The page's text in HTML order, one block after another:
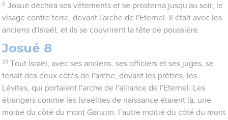
6 Josué déchira ses vêtements et se prosterna jusqu'au soir, le
visage contre terre, devant l'arche de l'Eternel. Il était avec les
anciens d'Israël, et ils se couvrirent la tête de poussière.
Josué 8
33 Tout Israël, avec ses anciens, ses officiers et ses juges, se
tenait des deux côtés de l'arche, devant les prêtres, les
Lévites, qui portaient l'arche de l'alliance de l'Eternel. Les
étrangers comme les Israélites de naissance étaient là, une
moitié du côté du mont Garizim, l’autre moitié du côté du mont